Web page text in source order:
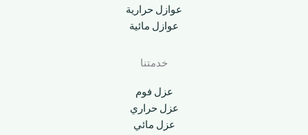
عوازل حرارية
عوازل مائية
خدمتنا
عزل فوم
عزل حراري
عزل مائي